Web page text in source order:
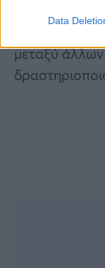
Data
εισαχθεί
μεταξύ